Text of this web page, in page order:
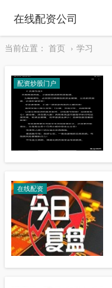
在线配资公司
当前位置： 首页 学习
配资炒股门户
在线配资